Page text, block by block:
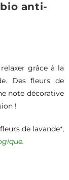
bio anti-
grâce à la
Des fleurs de
note décorative
!
de lavande*,